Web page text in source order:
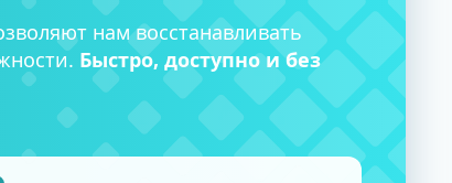
нам восстанавливать
Быстро, доступно и без